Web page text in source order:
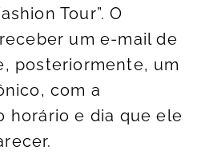
Tour”. O
um e-mail de
posteriormente, um
com a
horário e dia que ele